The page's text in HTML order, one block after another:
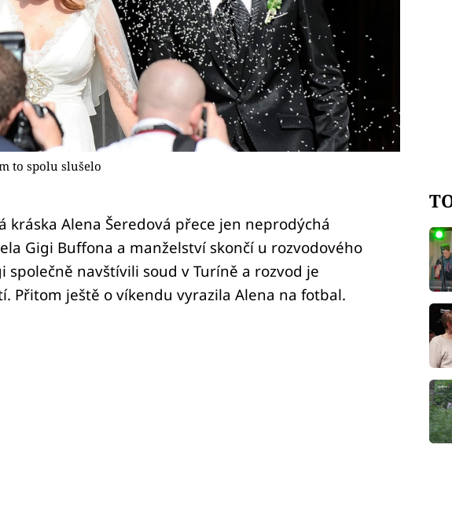
to spolu slušelo
kráska Alena Šeredová přece jen neprodýchá
Gigi Buffona a manželství skončí u rozvodového
společně navštívili soud v Turíně a rozvod je
Přitom ještě o víkendu vyrazila Alena na fotbal.